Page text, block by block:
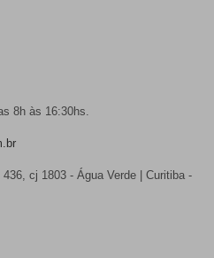
8h às 16:30hs.
cj 1803 - Água Verde | Curitiba -